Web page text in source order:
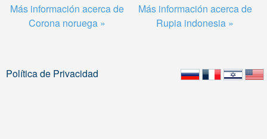
Más información acerca de
Corona noruega »
Más información acerca de
Rupia indonesia »
Política de Privacidad